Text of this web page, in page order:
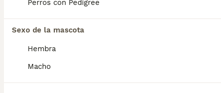
Perros con Pedigree
Sexo de la mascota
Hembra
Macho
perro, pero hay que tomarse su tiempo».
¿Perro Braco es agresivo?